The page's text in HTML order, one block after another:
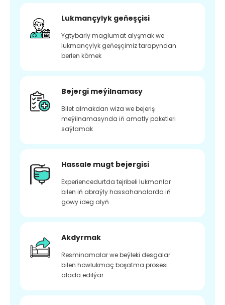
Lukmançylyk geňeşçisi
Ygtybarly maglumat alyşmak we
lukmançylyk geňeşçimiz tarapyndan
berlen kömek
Bejergi meýilnamasy
Bilet almakdan wiza we bejeriş
meýilnamasynda iň amatly paketleri
saýlamak
Hassale mugt bejergisi
Experiencedurtda tejribeli lukmanlar
bilen iň abraýly hassahanalarda iň
gowy ideg alyň
Akdyrmak
Resminamalar we beýleki desgalar
bilen howlukmaç boşatma prosesi
alada edilýär